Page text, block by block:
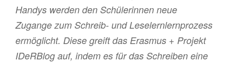
Handys werden den Schülerinnen neue
Zugange zum Schreib- und Leselernlernprozess
ermöglicht. Diese greift das Erasmus + Projekt
IDeRBlog auf, indem es für das Schreiben eine